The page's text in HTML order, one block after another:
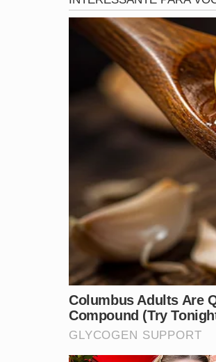
A atitude, considerada uma violação
decisão drástica no ato. A magistrada
de três dias para que o acusado
na advocacia e mobilizou a Ordem dos
acompanhar o desenrolar das ações
Até o fechamento desta reportagem, a
falecimento de seu membro, mantendo
capital catarinense é de perplexidade,
definitivas. A investigação segue em
existe qualquer ligação entre as
Um caso que desafia a ética jurídica e
pode ter influenciado este desfecho?